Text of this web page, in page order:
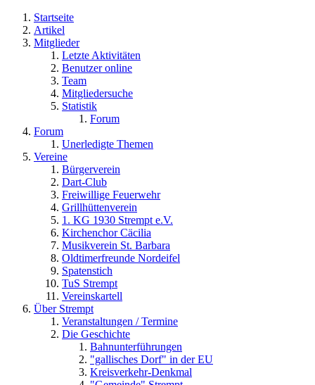
Startseite
Artikel
Mitglieder
Letzte Aktivitäten
Benutzer online
Team
Mitgliedersuche
Statistik
Forum
Forum
Unerledigte Themen
Vereine
Bürgerverein
Dart-Club
Freiwillige Feuerwehr
Grillhüttenverein
1. KG 1930 Strempt e.V.
Kirchenchor Cäcilia
Musikverein St. Barbara
Oldtimerfreunde Nordeifel
Spatenstich
TuS Strempt
Vereinskartell
Über Strempt
Veranstaltungen / Termine
Die Geschichte
Bahnunterführungen
"gallisches Dorf" in der EU
Kreisverkehr-Denkmal